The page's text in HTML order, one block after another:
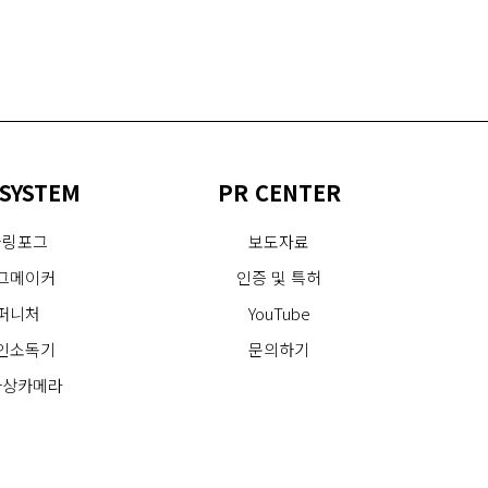
포그
메이커
니처
소독기
카메라
PR CENTER
보도자료
인증 및 특허
YouTube
문의하기